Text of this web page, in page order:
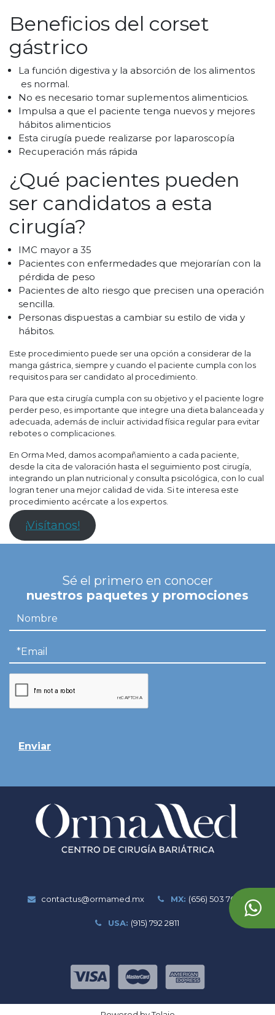
Beneficios del corset
gástrico
La función digestiva y la absorción de los alimentos
es normal.
No es necesario tomar suplementos alimenticios.
Impulsa a que el paciente tenga nuevos y mejores
hábitos alimenticios
Esta cirugía puede realizarse por laparoscopía
Recuperación más rápida
¿Qué pacientes pueden
ser candidatos a esta
cirugía?
IMC mayor a 35
Pacientes con enfermedades que mejorarían con la
pérdida de peso
Pacientes de alto riesgo que precisen una operación
sencilla.
Personas dispuestas a cambiar su estilo de vida y
hábitos.
Este procedimiento puede ser una opción a considerar de la
manga gástrica, siempre y cuando el paciente cumpla con los
requisitos para ser candidato al procedimiento.
Para que esta cirugía cumpla con su objetivo y el paciente logre
perder peso, es importante que integre una dieta balanceada y
adecuada, además de incluir actividad física regular para evitar
rebotes o complicaciones.
En Orma Med, damos acompañamiento a cada paciente,
desde la cita de valoración hasta el seguimiento post cirugía,
integrando un plan nutricional y consulta psicológica, con lo cual
logran tener una mejor calidad de vida. Si te interesa este
procedimiento acércate a los expertos.
¡Visítanos!
Sé el primero en conocer
nuestros paquetes y promociones
Enviar
contactus@ormamed.mx MX: (656) 503 7020
USA: (915) 792 2811